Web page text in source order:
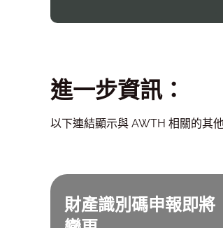
進一步資訊：
以下連結顯示與 AWTH 相關的其
財產識別碼申報即將